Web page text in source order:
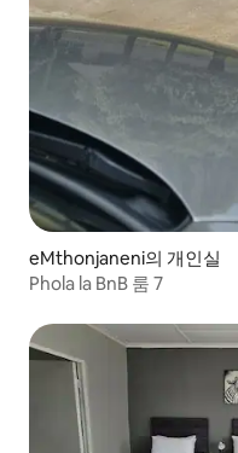
eMthonjaneni의 개인실
Phola la BnB 룸 7